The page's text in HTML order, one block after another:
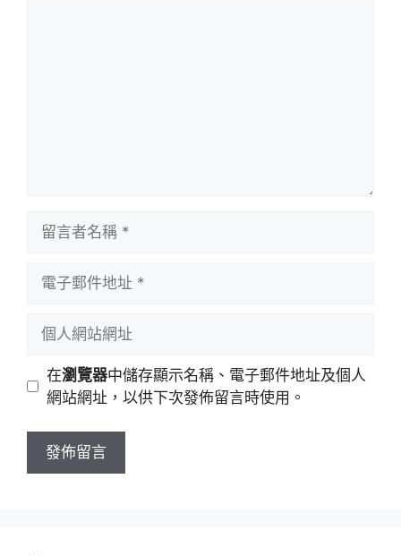
址
站
址
在瀏覽器中儲存顯示名稱、電子郵件地址及個人
網站網址，以供下次發佈留言時使用。